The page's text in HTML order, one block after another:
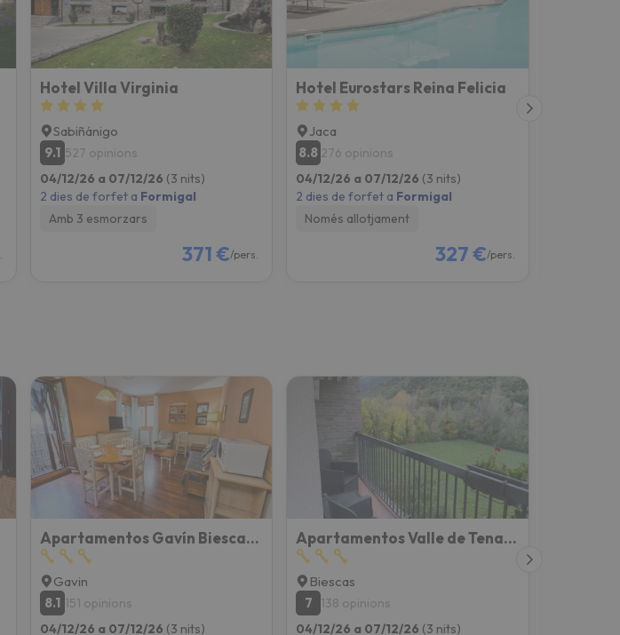
Hotel Villa Virginia
Sabiñánigo
9.1 527 opinions
04/12/26 a 07/12/26 (3 nits)
2 dies de forfet a Formigal
Amb 3 esmorzars
371 €/pers.
Hotel Eurostars Reina Felicia
Jaca
8.8 276 opinions
04/12/26 a 07/12/26 (3 nits)
2 dies de forfet a Formigal
Només allotjament
327 €/pers.
Apartamentos Gavín Biescas 3000
Gavin
8.1 151 opinions
04/12/26 a 07/12/26 (3 nits)
Apartamentos Valle de Tena - Biescas 3000
Biescas
7
138 opinions
04/12/26 a 07/12/26 (3 nits)